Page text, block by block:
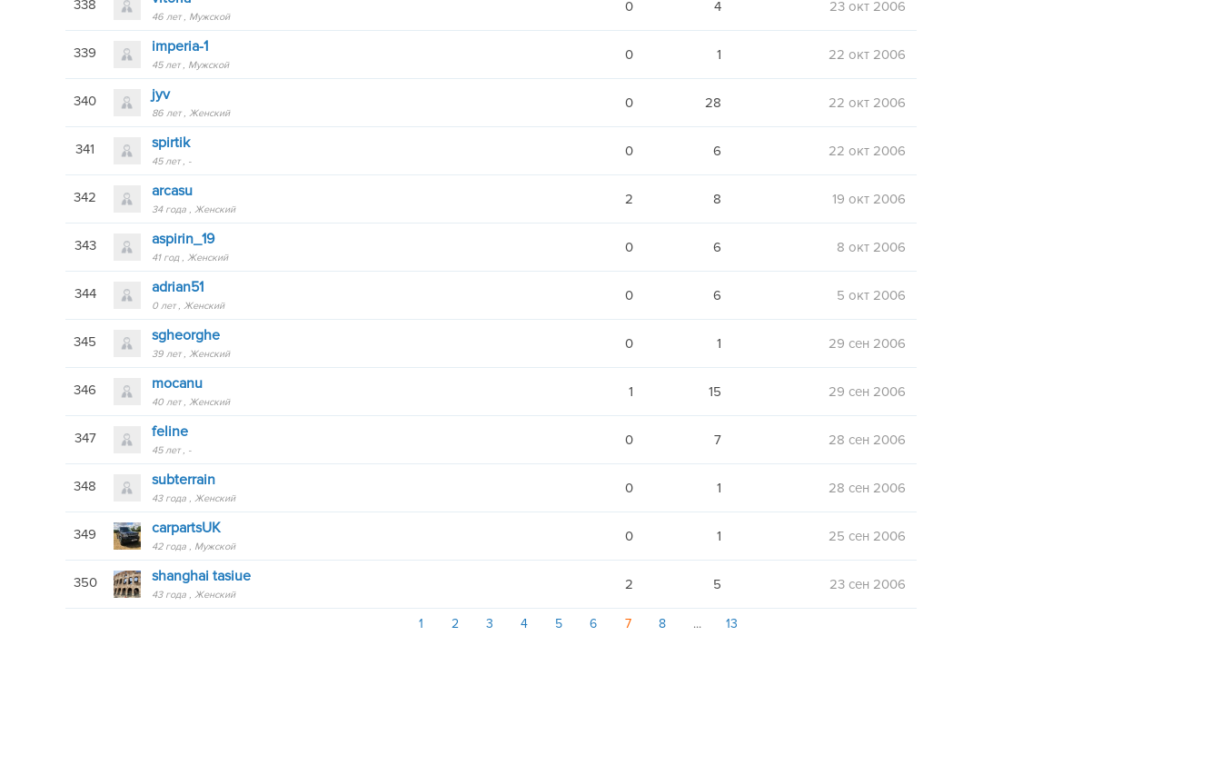
338
46 лет Мужской
0 4 23 окт 2006
339 imperia-1
45 лет Мужской
0 1 22 окт 2006
340 jyv
86 лет Женский
0 28 22 окт 2006
341 spirtik
45 лет -
0 6 22 окт 2006
342 arcasu
34 года Женский
2 8 19 окт 2006
343 aspirin_19
41 год Женский
0 6 8 окт 2006
344 adrian51
0 лет Женский
0 6 5 окт 2006
345 sgheorghe
39 лет Женский
0 1 29 сен 2006
346 mocanu
40 лет Женский
1 15 29 сен 2006
347 feline
45 лет -
0 7 28 сен 2006
348 subterrain
43 года Женский
0 1 28 сен 2006
349 carpartsUK
42 года Мужской
0 1 25 сен 2006
350 shanghai tasiue
43 года Женский
2 5 23 сен 2006
1 2 3 4 5 6 7 8 13